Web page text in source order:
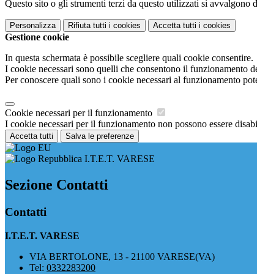
Questo sito o gli strumenti terzi da questo utilizzati si
Personalizza Rifiuta tutti i cookies Accetta tutti i cookies
Gestione cookie
In questa schermata è possibile scegliere quali cookie consentire.
I cookie necessari sono quelli che consentono il funzionamento
Per conoscere quali sono i cookie necessari al funzionamento
Cookie necessari per il funzionamento
I cookie necessari per il funzionamento non possono essere
Accetta tutti Salva le preferenze
I.T.E.T. VARESE
Sezione Contatti
Contatti
I.T.E.T. VARESE
VIA BERTOLONE, 13 - 21100 VARESE(VA)
Tel: 0332283200